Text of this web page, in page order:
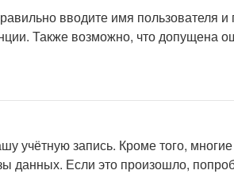
вводите имя пользователя
Также возможно, что допущена
учётную запись. Кроме того,
Если это произошло,